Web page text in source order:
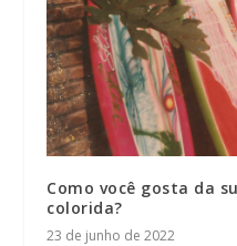
Como você gosta da
colorida?
23 de junho de 2022